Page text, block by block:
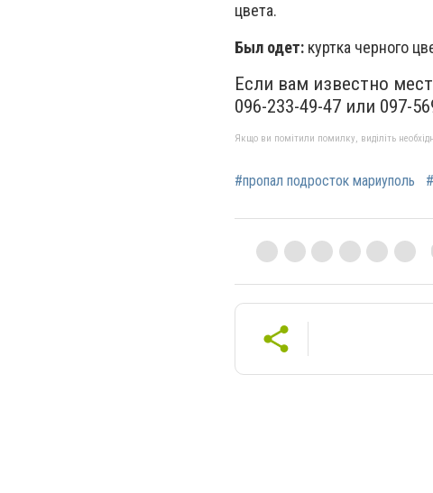
цвета.
Был одет: куртка черного
Если вам известно
096-233-49-47 или 097-
Якщо ви помітили помилку, виділіть
#пропал подросток мариуполь